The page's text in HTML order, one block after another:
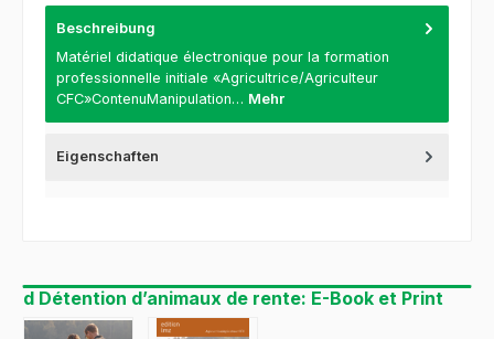
Beschreibung
Matériel didatique électronique pour la formation
professionnelle initiale «Agricultrice/Agriculteur
CFC»ContenuManipulation… Mehr
Eigenschaften
d Détention d’animaux de rente: E-Book et Print